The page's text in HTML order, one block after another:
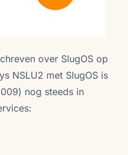
over SlugOS op
NSLU2 met SlugOS is
nog steeds in